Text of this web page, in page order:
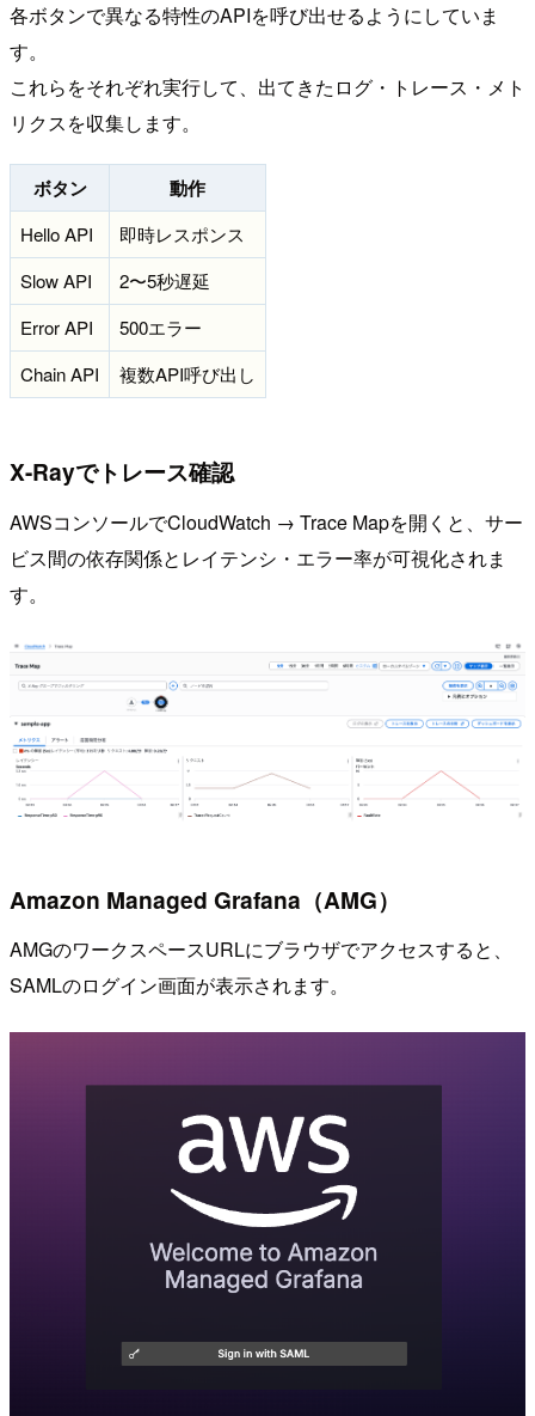
各ボタンで異なる特性のAPIを呼び出せるようにしていま
す。
これらをそれぞれ実行して、出てきたログ・トレース・メト
リクスを収集します。
ボタン 動作
Hello API
即時レスポンス
Slow API
2〜5秒遅延
Error API
500エラー
Chain API
複数API呼び出し
X-Rayでトレース確認
AWSコンソールでCloudWatch → Trace Mapを開くと、サー
ビス間の依存関係とレイテンシ・エラー率が可視化されま
す。
Amazon Managed Grafana（AMG）
AMGのワークスペースURLにブラウザでアクセスすると、
SAMLのログイン画面が表示されます。